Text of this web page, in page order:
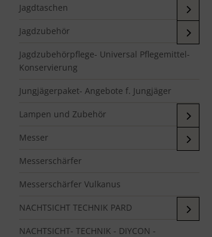
Jagdtaschen
Jagdzubehör
Jagdzubehörpflege- Universal Pflegemittel-
Konservierung
Jungjägerpaket- Angebote f. Jungjäger
Lampen und Zubehör
Messer
Messerschärfer
Messerschärfer Vulkanus
NACHTSICHT TECHNIK PARD
NACHTSICHT- TECHNIK - DIYCON -